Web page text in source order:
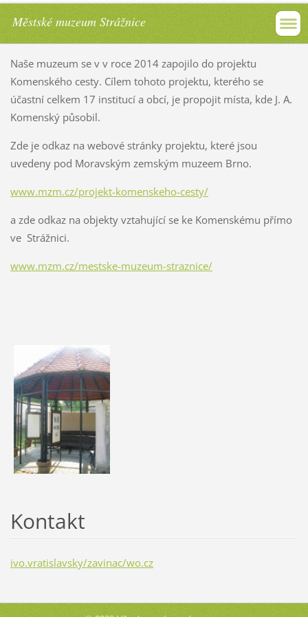
Městské muzeum Strážnice
Naše muzeum se v v roce 2014 zapojilo do projektu
Komenského cesty. Cílem tohoto projektu, kterého se
účastní celkem 17 institucí a obcí, je propojit místa, kde J. A.
Komenský působil.
Zde je odkaz na webové stránky projektu, které jsou
uvedeny pod Moravským zemským muzeem Brno.
www.mzm.cz/projekt-komenskeho-cesty/
a zde odkaz na objekty vztahující se ke Komenskému přímo
ve Strážnici.
www.mzm.cz/mestske-muzeum-straznice/
Kontakt
ivo.vratislavsky/zavinac/wo.cz